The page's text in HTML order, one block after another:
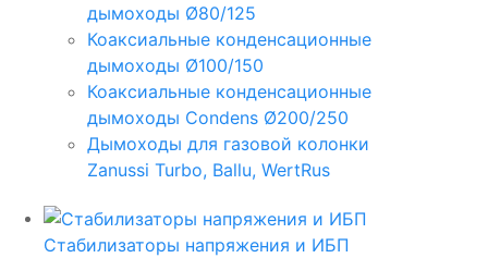
дымоходы Ø80/125
Коаксиальные конденсационные
дымоходы Ø100/150
Коаксиальные конденсационные
дымоходы Condens Ø200/250
Дымоходы для газовой колонки
Zanussi Turbo, Ballu, WertRus
Стабилизаторы напряжения и ИБП